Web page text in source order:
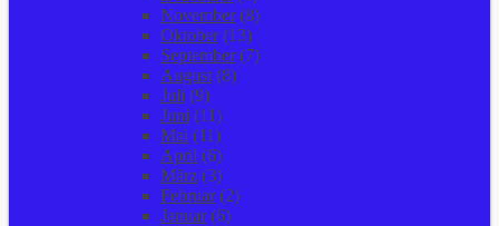
November(8)
Oktober(13)
September(7)
August (8)
Juli (9)
Juni (11)
Mai (11)
April (6)
März (3)
Februar(2)
Januar(6)